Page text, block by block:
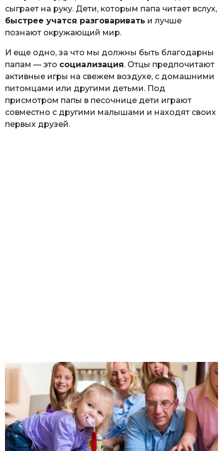
сыграет на руку. Дети, которым папа читает вслух,
быстрее учатся разговаривать и лучше
познают окружающий мир.
И еще одно, за что мы должны быть благодарны
папам — это социализация. Отцы предпочитают
активные игры на свежем воздухе, с домашними
питомцами или другими детьми. Под
присмотром папы в песочнице дети играют
совместно с другими малышами и находят своих
первых друзей.